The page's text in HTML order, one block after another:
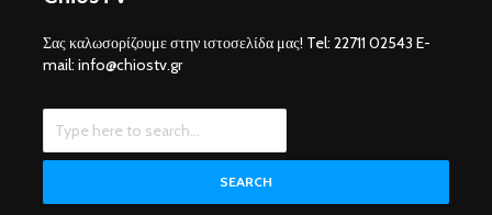
Σας καλωσορίζουμε στην ιστοσελίδα μας! Tel: 22711 02543 E-
mail: info@chiostv.gr
SEARCH